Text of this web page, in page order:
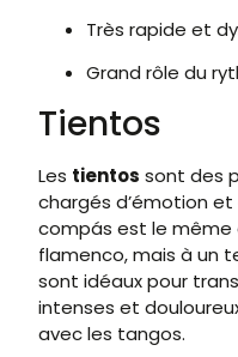
Très rapide et
Grand rôle du
Tientos
Les tientos sont des
chargés d’émotion
compás est le même
flamenco, mais à un
sont idéaux pour
intenses et
avec les tangos.